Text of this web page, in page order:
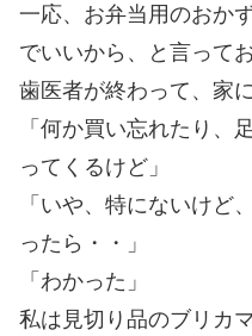
一応、お弁当用のおか
でいいから、と言ってお
歯医者が終わって、家に
「何か買い忘れたり、
ってくるけど」
「いや、特にないけど
ったら・・」
「わかった」
私は見切り品のブリカ